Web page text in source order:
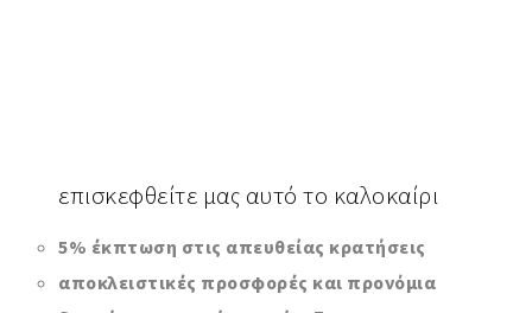
επισκεφθείτε μας αυτό το καλοκαίρι
5% έκπτωση στις απευθείας κρατήσεις
αποκλειστικές προσφορές και προνόμια